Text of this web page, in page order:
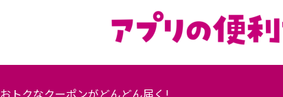
おトクなクーポンがどんどん届く!